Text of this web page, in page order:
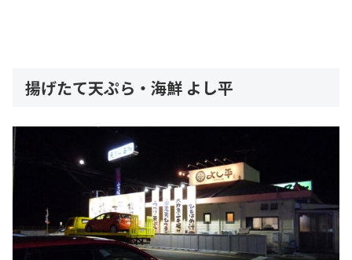
揚げたて天ぷら・海鮮 よし平